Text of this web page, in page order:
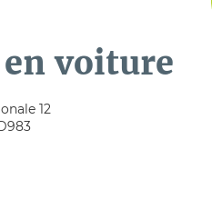
en voiture
12